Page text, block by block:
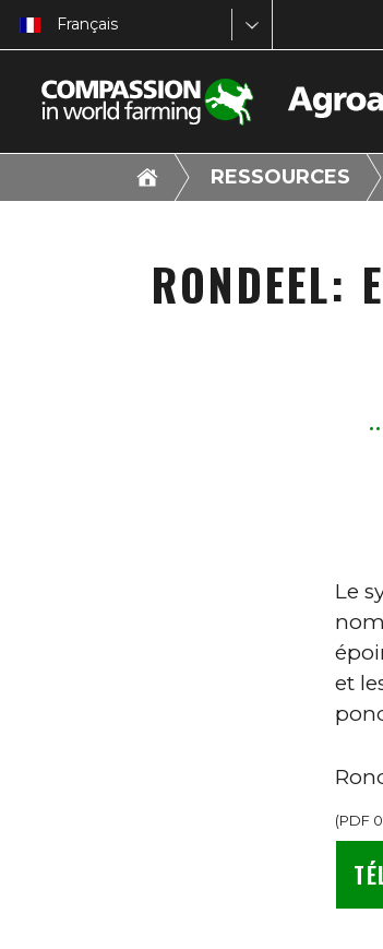
Français
RESSOURCES
RONDEEL:
Le
et
(PDF